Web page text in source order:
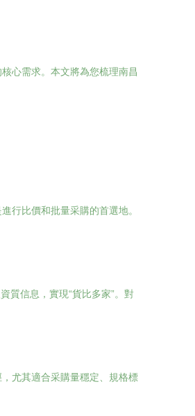
心需求。本文將為您梳理南昌
行比價和批量采購的首選地。
質信息，實現“貨比多家”。對
尤其適合采購量穩定、規格標